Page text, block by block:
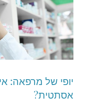
יופי של מרפאה:
אסתטית?